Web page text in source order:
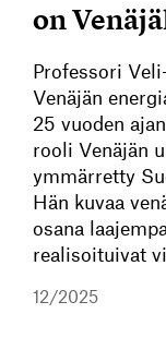
on
Professori
Venäjän
25 vuoden
rooli Venäjän
ymmärretty
Hän kuvaa
osana
realisoituivat
12/2025